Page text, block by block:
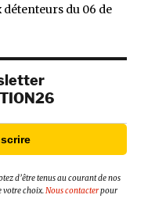
»
détenteurs du 06 de
d’être tenus au courant de nos
votre choix.Nous contacterpour